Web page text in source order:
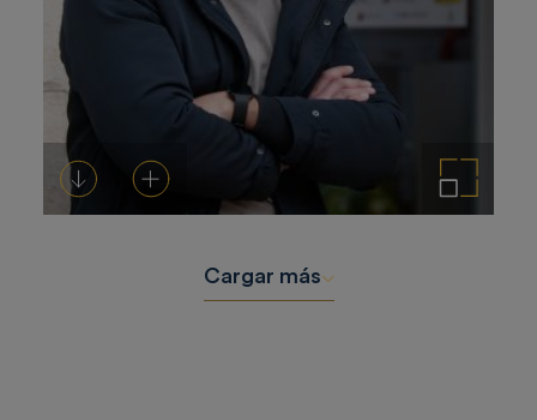
DescargarAñadir al carrito Ampliar imagen
Cargar más